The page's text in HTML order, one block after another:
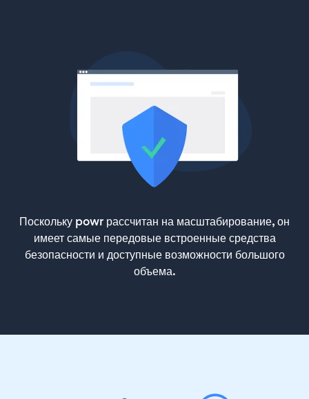
Поскольку powr рассчитан на масштабирование, он
имеет самые передовые встроенные средства
безопасности и доступные возможности большого
объема.